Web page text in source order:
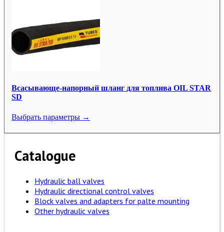
Всасывающе-напорный шланг для топлива OIL STAR
SD
Выбрать параметры →
Catalogue
Hydraulic ball valves
Hydraulic directional control valves
Block valves and adapters for palte mounting
Other hydraulic valves